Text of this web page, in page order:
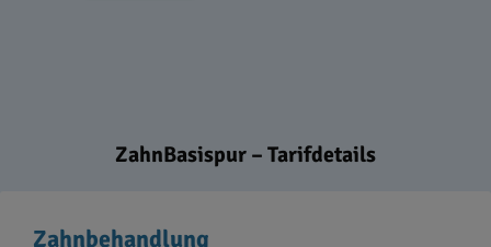
ZahnBasispur – Tarifdetails
Zahnbehandlung